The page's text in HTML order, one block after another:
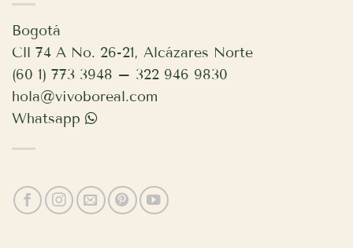
Bogotá
Cll 74 A No. 26-21, Alcázares Norte
(60 1) 773 3948 – 322 946 9830
hola@vivoboreal.com
Whatsapp